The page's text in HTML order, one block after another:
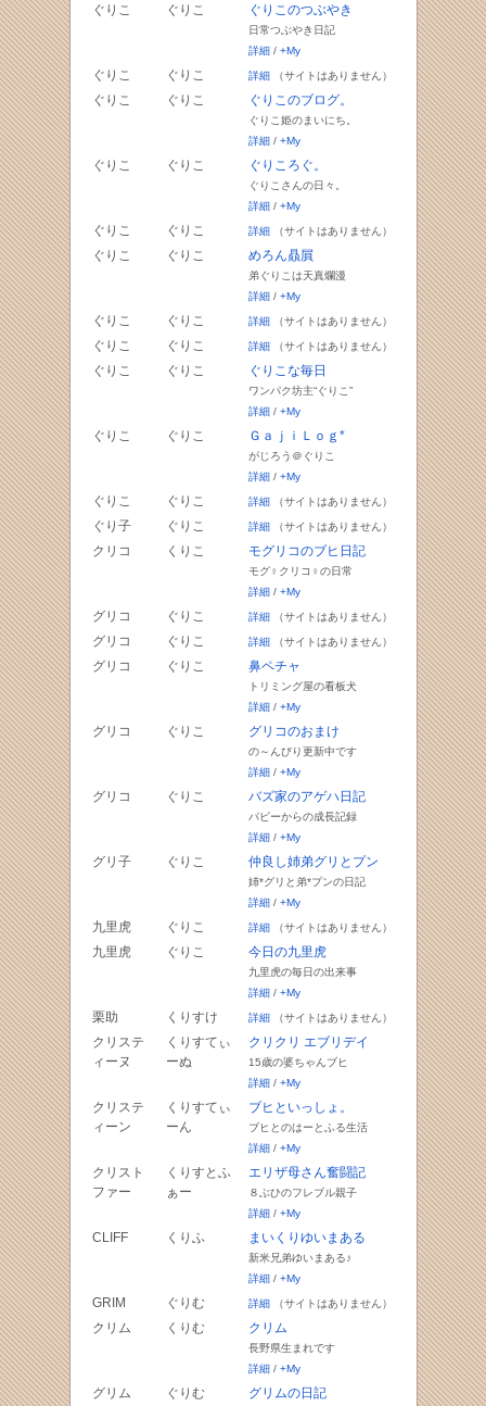
ぐりこ ぐりこ ぐりこのつぶやき
日常つぶやき日記
詳細/ +My
ぐりこ ぐりこ 詳細（サイトはありません）
ぐりこ ぐりこ ぐりこのブログ。
ぐりこ姫のまいにち。
詳細/ +My
ぐりこ ぐりこ ぐりころぐ。
ぐりこさんの日々。
詳細/ +My
ぐりこ ぐりこ 詳細（サイトはありません）
ぐりこ ぐりこ めろん贔屓
弟ぐりこは天真爛漫
詳細/ +My
ぐりこ ぐりこ 詳細（サイトはありません）
ぐりこ ぐりこ 詳細（サイトはありません）
ぐりこ ぐりこ ぐりこな毎日
ワンパク坊主“ぐりこ”
詳細/ +My
ぐりこ ぐりこ ＧａｊｉＬｏｇ*
がじろう＠ぐりこ
詳細/ +My
ぐりこ ぐりこ 詳細（サイトはありません）
ぐり子 ぐりこ 詳細（サイトはありません）
クリコ くりこ モグリコのブヒ日記
モグ♀クリコ♀の日常
詳細/ +My
グリコ ぐりこ 詳細（サイトはありません）
グリコ ぐりこ 詳細（サイトはありません）
グリコ ぐりこ 鼻ペチャ
トリミング屋の看板犬
詳細/ +My
グリコ ぐりこ グリコのおまけ
の～んびり更新中です
詳細/ +My
グリコ ぐりこ バズ家のアゲハ日記
パピーからの成長記録
詳細/ +My
グリ子 ぐりこ 仲良し姉弟グリとプン
姉*グリと弟*プンの日記
詳細/ +My
九里虎 ぐりこ 詳細（サイトはありません）
九里虎 ぐりこ 今日の九里虎
九里虎の毎日の出来事
詳細/ +My
栗助 くりすけ 詳細（サイトはありません）
クリステ
ィーヌ
くりすてぃ
ーぬ
クリクリ エブリデイ
15歳の婆ちゃんブヒ
詳細/ +My
クリステ
ィーン
くりすてぃ
ーん
ブヒといっしょ。
ブヒとのはーとふる生活
詳細/ +My
クリスト
ファー
くりすとふ
ぁー
エリザ母さん奮闘記
８ぶひのフレブル親子
詳細/ +My
CLIFF くりふ まいくりゆいまある
新米兄弟ゆいまある♪
詳細/ +My
GRIM ぐりむ 詳細（サイトはありません）
クリム くりむ クリム
長野県生まれです
詳細/ +My
グリム ぐりむ グリムの日記